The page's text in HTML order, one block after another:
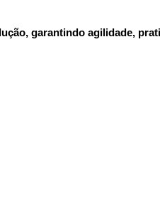
garantindo agilidade,